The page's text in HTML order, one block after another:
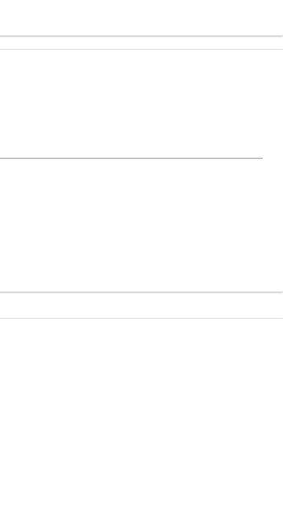
hangar attenant de 200 m² environ.
chambres, d'un bureau, d'une salle de bain et
de QUIMPER sous le numéro